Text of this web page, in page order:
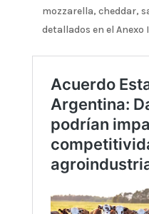
mozzarella, cheddar,
detallados en el Anexo